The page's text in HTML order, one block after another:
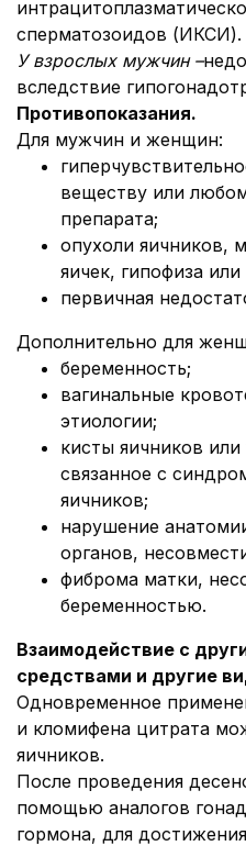
сперматозоидов (ИКСИ).
У взрослых мужчин –
вследствие
Противопоказания.
Для мужчин и женщин:
веществу или
препарата;
опухоли яичников,
яичек, гипофиза или
первичная
Дополнительно для
беременность;
вагинальные
этиологии;
кисты яичников
связанное с
яичников;
нарушение
органов,
фиброма матки,
беременностью.
Взаимодействие с
средствами и другие
Одновременное
и кломифена цитрата
яичников.
После проведения
помощью аналогов
гормона, для